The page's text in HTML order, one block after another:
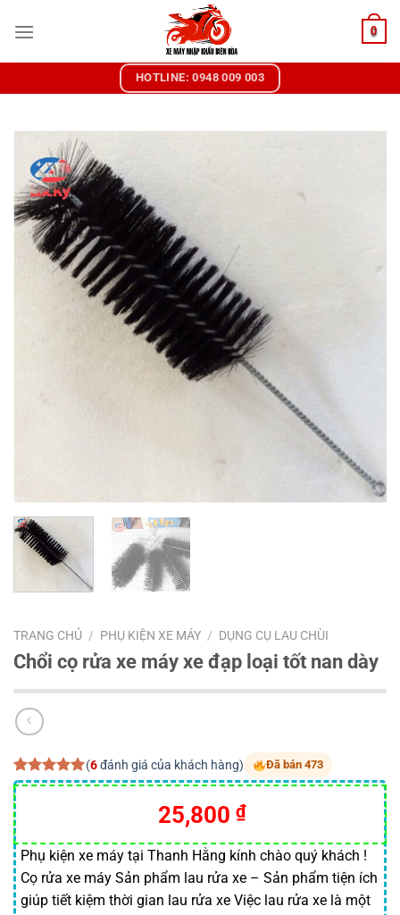
đến
0
HOTLINE: 0948 009 003
TRANG CHỦ / PHỤ KIỆN XE MÁY / DỤNG CỤ LAU CHÙI
Chổi cọ rửa xe máy xe đạp loại tốt nan dày
5.00trên 5
dựa trên
6
đánh giá
(6đánh giá của khách hàng) Đã bán 473
25,800 ₫
Phụ kiện xe máy tại Thanh Hằng kính chào quý khách !
Cọ rửa xe máy Sản phẩm lau rửa xe – Sản phẩm tiện ích
giúp tiết kiệm thời gian lau rửa xe Việc lau rửa xe là một